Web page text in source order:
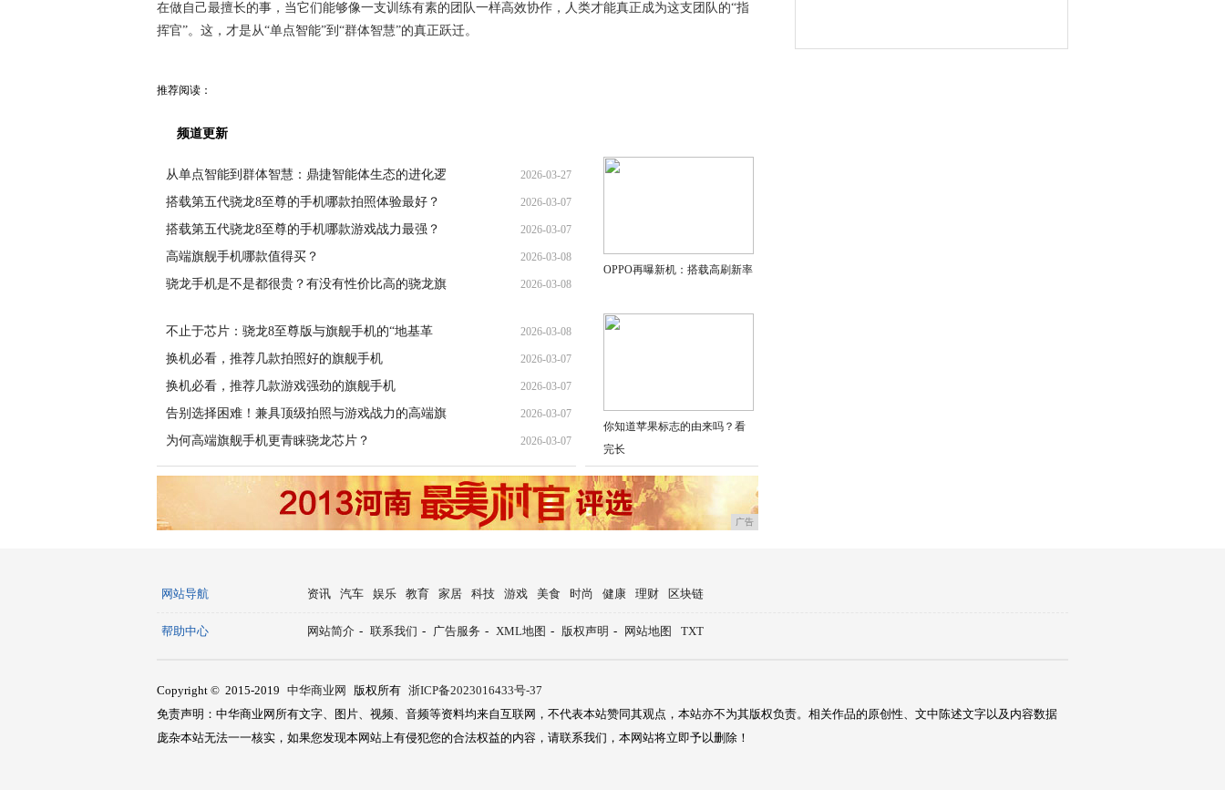
在做自己最擅长的事，当它们能够像一支训练有素的团队一样高效协作，人类才能真正成为这支团队的“指
挥官”。这，才是从“单点智能”到“群体智慧”的真正跃迁。
推荐阅读：
频道更新
从单点智能到群体智慧：鼎捷智能体生态的进化逻 2026-03-27
搭载第五代骁龙8至尊的手机哪款拍照体验最好？ 2026-03-07
搭载第五代骁龙8至尊的手机哪款游戏战力最强？ 2026-03-07
高端旗舰手机哪款值得买？ 2026-03-08
骁龙手机是不是都很贵？有没有性价比高的骁龙旗 2026-03-08
不止于芯片：骁龙8至尊版与旗舰手机的“地基革 2026-03-08
换机必看，推荐几款拍照好的旗舰手机 2026-03-07
换机必看，推荐几款游戏强劲的旗舰手机 2026-03-07
告别选择困难！兼具顶级拍照与游戏战力的高端旗 2026-03-07
为何高端旗舰手机更青睐骁龙芯片？ 2026-03-07
OPPO再曝新机：搭载高刷新率
你知道苹果标志的由来吗？看
完长
广告
网站导航 资讯 汽车 娱乐 教育 家居 科技 游戏 美食 时尚 健康 理财 区块链
帮助中心 网站简介 - 联系我们 - 广告服务 - XML地图 - 版权声明 - 网站地图 TXT
Copyright © 2015-2019 中华商业网 版权所有 浙ICP备2023016433号-37
免责声明：中华商业网所有文字、图片、视频、音频等资料均来自互联网，不代表本站赞同其观点，本站亦不为其版权负责。相关作品的原创性、文中陈述文字以及内容数据
庞杂本站无法一一核实，如果您发现本网站上有侵犯您的合法权益的内容，请联系我们，本网站将立即予以删除！